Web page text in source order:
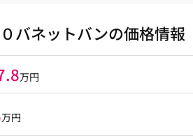
バネットバンの価格情報
万円
万円